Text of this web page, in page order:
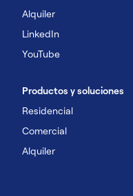
Alquiler
LinkedIn
YouTube
Productos y soluciones
Residencial
Comercial
Alquiler